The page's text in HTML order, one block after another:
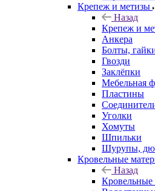
Крепеж и метизы
Назад
Крепеж и
Анкера
Болты,
Гвозди
Заклёпки
Мебельная
Пластины
Уголки
Хомуты
Шпильки
Шурупы,
Кровельные
Назад
Кровельные